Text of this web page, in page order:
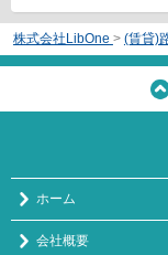
株式会社LibOne > (賃貸)
ホーム
会社概要